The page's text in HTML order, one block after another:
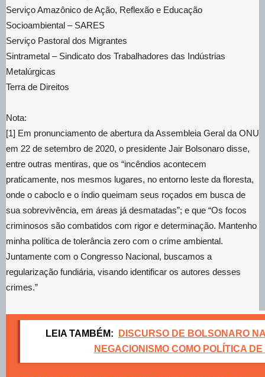
Serviço Amazônico de Ação, Reflexão e Educação
Socioambiental – SARES
Serviço Pastoral dos Migrantes
Sintrametal – Sindicato dos Trabalhadores das Indústrias
Metalúrgicas
Terra de Direitos
Nota:
[1] Em pronunciamento de abertura da Assembleia Geral da ONU
em 22 de setembro de 2020, o presidente Jair Bolsonaro disse,
entre outras mentiras, que os “incêndios acontecem
praticamente, nos mesmos lugares, no entorno leste da floresta,
onde o caboclo e o índio queimam seus roçados em busca de
sua sobrevivência, em áreas já desmatadas”; e que “Os focos
criminosos são combatidos com rigor e determinação. Mantenho
minha política de tolerância zero com o crime ambiental.
Juntamente com o Congresso Nacional, buscamos a
regularização fundiária, visando identificar os autores desses
crimes.”
LEIA TAMBÉM:
DISCURSO DE BOLSONARO
NEGACIONISMO COMO POLÍTICA